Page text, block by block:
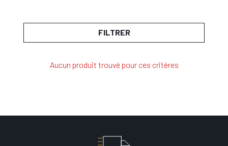
FILTRER
Aucun produit trouvé pour ces critères